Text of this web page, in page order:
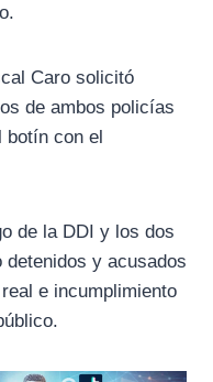
Caro solicitó
de ambos policías
botín con el
de la DDI y los dos
detenidos y acusados
e incumplimiento